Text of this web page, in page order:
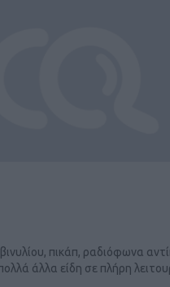
πικάπ, ραδιόφωνα
άλλα είδη σε πλήρη